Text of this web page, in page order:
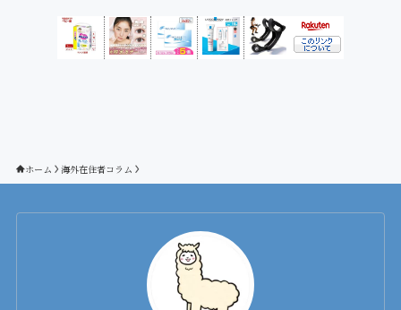
ホーム 海外在住者コラム